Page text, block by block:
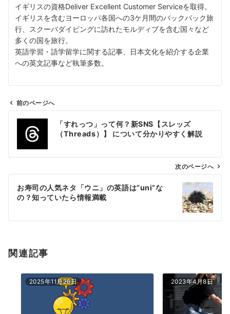
イギリスの資格Deliver Excellent Customer Serviceを取得。
イギリスを含むヨーロッパ各国への3ケ月間のバックパック旅
行、スクーバダイビングに訪れたモルディブを含む国々など
多くの国を旅行。
英語学習・語学留学に関する記事、日本文化を紹介する企業
への英文記事など執筆多数。
ビ
ン
前のページへ
「すれっつ」って何？新SNS【スレッズ
（Threads）】 について分かりやすく解説
次のページへ
お寿司の人気ネタ「ウニ」の英語は”uni”な
の？知っていたら情報満載
関連記事
2025年11月26日 2023年4月8日